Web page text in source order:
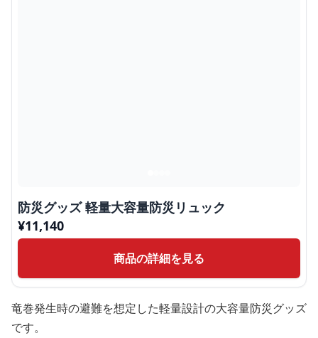
防災グッズ 軽量大容量防災リュック
¥11,140
商品の詳細を見る
竜巻発生時の避難を想定した軽量設計の大容量防災グッズ
です。